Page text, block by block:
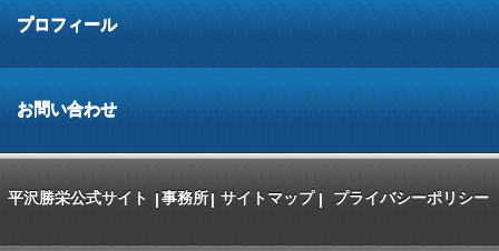
プロフィール
お問い合わせ
平沢勝栄公式サイト |事務所| サイトマップ | プライバシーポリシー